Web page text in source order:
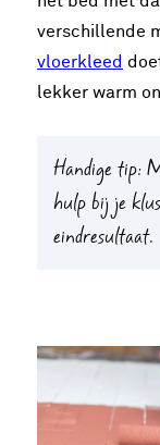
verschillende
vloerkleed
lekker warm
Handige tip:
hulp bij je
eindresultaat.